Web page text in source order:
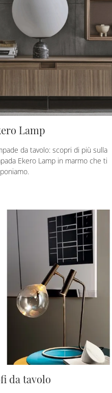
Lamp
da tavolo: scopri di più sulla
Ekero Lamp in marmo che ti
da tavolo